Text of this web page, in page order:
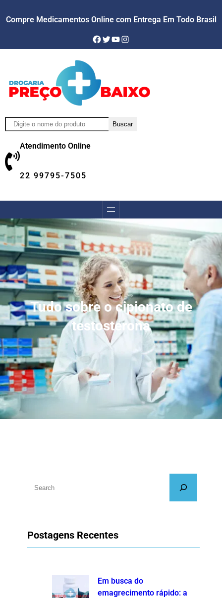
toCompre Medicamentos Online com Entrega Em Todo Brasil
Facebook
Twitter
YouTube
Instagram
Pesquisar Buscar
Atendimento Online
22 99795-7505
Tudo sobre o cipionato de
testosterona
cPostagens Recentes
Em busca do
emagrecimento rápido: a